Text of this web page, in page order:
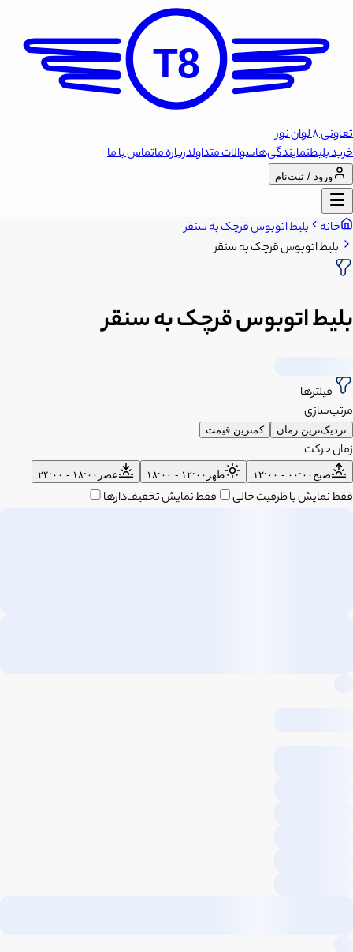
T8
تعاونی 8 لوان نور
خرید بلیطنمایندگی‌هاسوالات متداولدرباره ماتماس با ما
ورود / ثبت‌نام
خانه بلیط اتوبوس قرچک به سنقر
بلیط اتوبوس قرچک به سنقر
بلیط اتوبوس قرچک به سنقر
فیلترها
مرتب‌سازی
نزدیک‌ترین زمان کمترین قیمت
زمان حرکت
صبح ۰۰:۰۰ - ۱۲:۰۰ ظهر ۱۲:۰۰ - ۱۸:۰۰ عصر ۱۸:۰۰ - ۲۴:۰۰
فقط نمایش با ظرفیت خالی فقط نمایش تخفیف‌دارها